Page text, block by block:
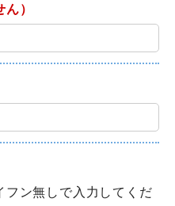
）
フン無しで入力してくだ